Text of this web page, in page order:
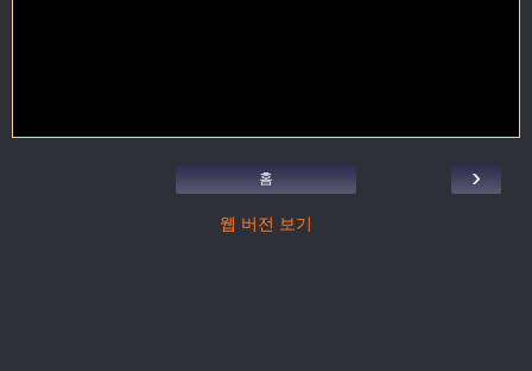
›
홈
웹 버전 보기